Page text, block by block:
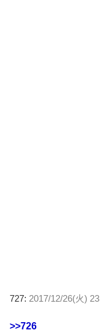
727: 2017/12/26(火)
>>726